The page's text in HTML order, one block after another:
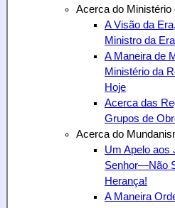
Acerca do Ministério
A Visão da
Ministro da Era
A Maneira de
Ministério da
Hoje
Acerca das
Grupos de
Acerca do
Um Apelo aos
Senhor—Não
Herança!
A Maneira